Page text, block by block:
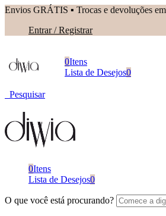
Envios GRÁTIS ▪︎ Trocas e devoluções
Entrar / Registrar
0Itens
Lista de Desejos0
Pesquisar
0Itens
Lista de Desejos0
O que você está procurando?